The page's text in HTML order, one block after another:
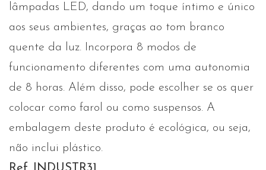
lâmpadas LED, dando um toque íntimo e único
aos seus ambientes, graças ao tom branco
quente da luz. Incorpora 8 modos de
funcionamento diferentes com uma autonomia
de 8 horas. Além disso, pode escolher se os quer
colocar como farol ou como suspensos. A
embalagem deste produto é ecológica, ou seja,
não inclui plástico.